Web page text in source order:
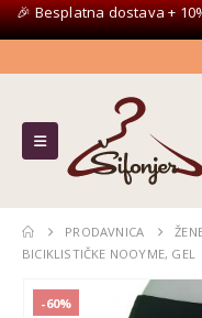
🎉 Besplatna dostava +
PRODAVNICA
BICIKLISTIČKE NOOYME, GEL
-60%